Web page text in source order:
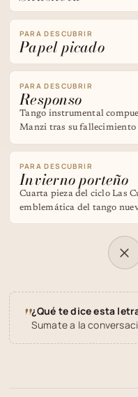
PARA DESCUBRIR
Papel picado
PARA DESCUBRIR
Responso
Tango instrumental
Manzi tras su fallecimiento
PARA DESCUBRIR
Invierno porteño
Cuarta pieza del ciclo Las
emblemática del tango
"¿Qué te dice esta
Sumate a la